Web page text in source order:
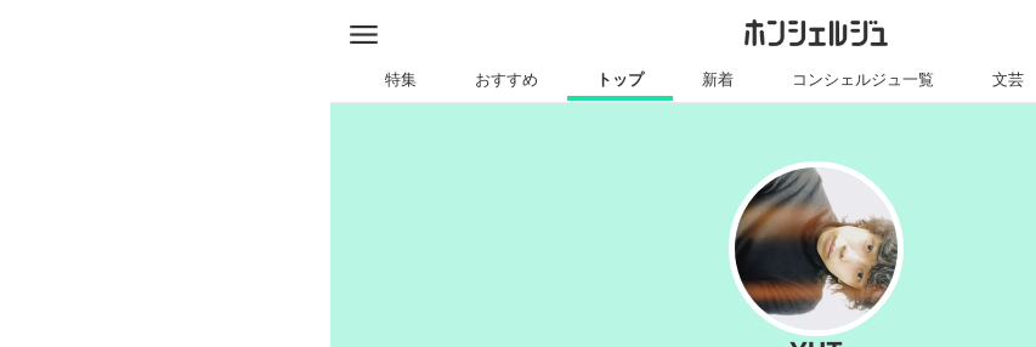
特集 おすすめ トップ 新着 コンシェルジュ一覧 文芸